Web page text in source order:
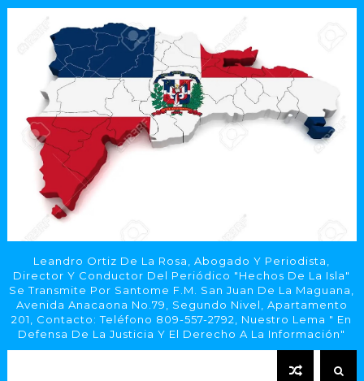
Leandro Ortiz De La Rosa, Abogado Y Periodista,
Director Y Conductor Del Periódico "Hechos De La Isla"
Se Transmite Por Santome F.M. San Juan De La Maguana,
Avenida Anacaona No.79, Segundo Nivel, Apartamento
201, Contacto: Teléfono 809-557-2792, Nuestro Lema " En
Defensa De La Justicia Y El Derecho A La Información"